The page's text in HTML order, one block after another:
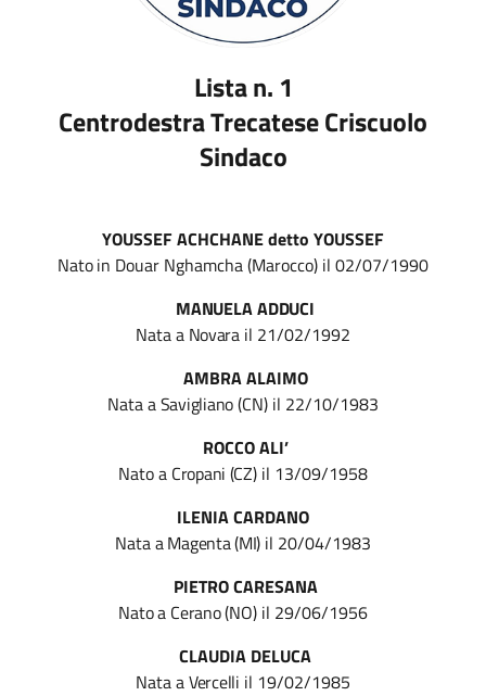
Lista n. 1
Centrodestra Trecatese Criscuolo
Sindaco
YOUSSEF ACHCHANE detto YOUSSEF
Natoin Douar Nghamcha (Marocco) il 02/07/1990
MANUELA ADDUCI
NataaNovarail 21/02/1992
AMBRA ALAIMO
NataaSavigliano(CN) il 22/10/1983
ROCCO ALI’
Natoa Cropani (CZ)il 13/09/1958
ILENIA CARDANO
NataaMagenta (MI) il 20/04/1983
PIETRO CARESANA
Natoa Cerano(NO) il 29/06/1956
CLAUDIA DELUCA
NataaVercelli il 19/02/1985